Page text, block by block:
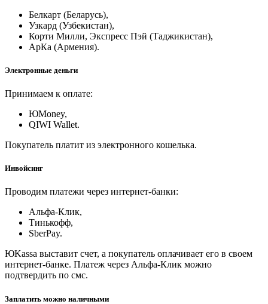
Белкарт (Беларусь),
Узкард (Узбекистан),
Корти Милли, Экспресс Пэй (Таджикистан),
АрКа (Армения).
Электронные деньги
Принимаем к оплате:
ЮMoney,
QIWI Wallet.
Покупатель платит из электронного кошелька.
Инвойсинг
Проводим платежи через интернет-банки:
Альфа-Клик,
Тинькофф,
SberPay.
ЮKassa выставит счет, а покупатель оплачивает его в своем
интернет-банке. Платеж через Альфа-Клик можно
подтвердить по смс.
Заплатить можно наличными